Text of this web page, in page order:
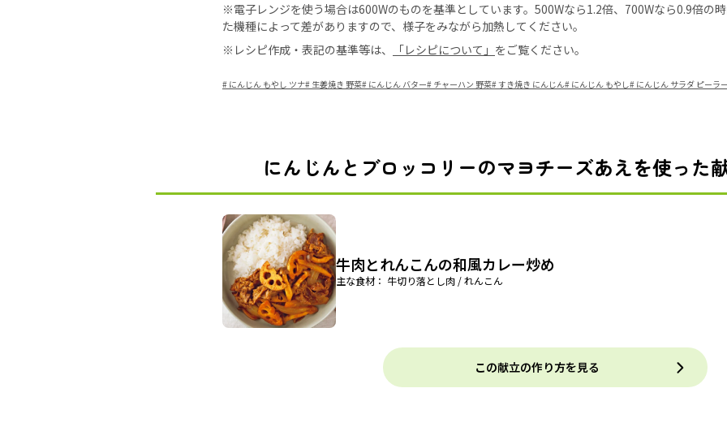
※電子レンジを使う場合は600Wのものを基準としています。500Wなら1.2倍、700Wなら0.9倍の
た機種によって差がありますので、様子をみながら加熱してください。
※レシピ作成・表記の基準等は、
「レシピについて」 をご覧ください。
# にんじん もやし ツナ# 生姜焼き 野菜# にんじん バター# チャーハン 野菜#すき焼き にんじん# にんじん もやし# にんじん サラダ ピーラー
にんじんとブロッコリーのマヨチーズあえを使った
牛肉とれんこんの和風カレー炒め
主な食材： 牛切り落とし肉 / れんこん
この献立の作り方を見る